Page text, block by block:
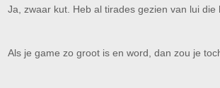
Ja, zwaar kut. Heb al tirades gezien van lui
Als je game zo groot is en word, dan zou je